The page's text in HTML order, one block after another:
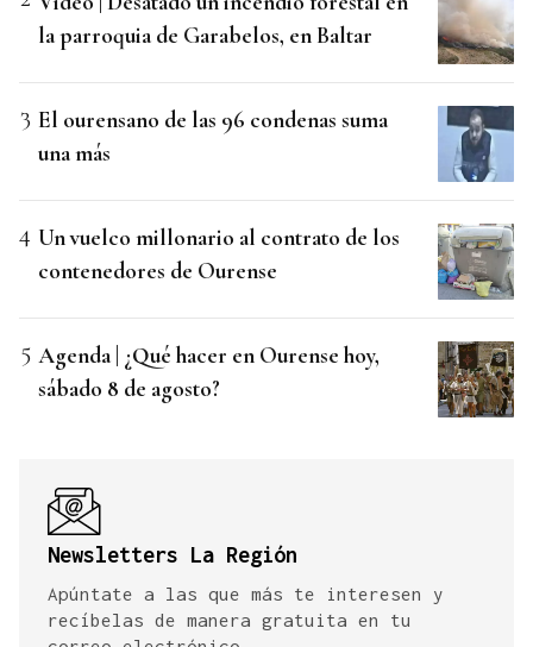
la parroquia de Garabelos, en Baltar
El ourensano de las 96 condenas suma
una más
Un vuelco millonario al contrato de los
contenedores de Ourense
Agenda | ¿Qué hacer en Ourense hoy,
sábado 8 de agosto?
Newsletters La Región
Apúntate a las que más te interesen y
recíbelas de manera gratuita en tu